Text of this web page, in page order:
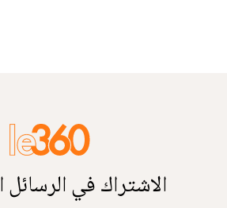
الاشتراك في الرسائل